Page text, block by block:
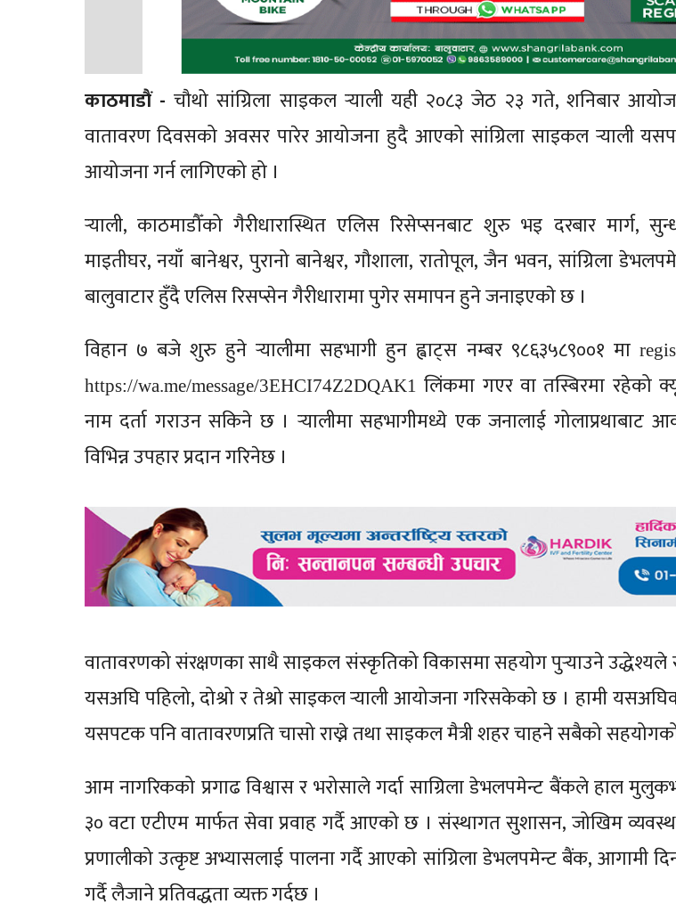
काठमाडाैं - चौथो सांग्रिला साइकल र्‍याली यही २०८३ जेठ २३ गते, शनिबार
वातावरण दिवसको अवसर पारेर आयोजना हुदै आएको सांग्रिला साइकल र्‍याली
आयोजना गर्न लागिएको हो ।
र्‍याली, काठमाडौँको गैरीधारास्थित एलिस रिसेप्सनबाट शुरु भइ दरबार मार्ग,
माइतीघर, नयाँ बानेश्वर, पुरानो बानेश्वर, गौशाला, रातोपूल, जैन भवन, सांग्रिला
बालुवाटार हुँदै एलिस रिसप्सेन गैरीधारामा पुगेर समापन हुने जनाइएकाे छ ।
विहान ७ बजे शुरु हुने र्‍यालीमा सहभागी हुन ह्वाट्स नम्बर ९८६३५८९००१ मा
https://wa.me/message/3EHCI74Z2DQAK1 लिंकमा गएर वा तस्बिरमा रहेको
नाम दर्ता गराउन सकिने छ । र्‍यालीमा सहभागीमध्ये एक जनालाई
विभिन्न उपहार प्रदान गरिनेछ ।
वातावरणको संरक्षणका साथै साइकल संस्कृतिको विकासमा सहयोग पुर्‍याउने
यसअघि पहिलो, दोश्रो र तेश्रो साइकल र्‍याली आयोजना गरिसकेको छ । हामी
यसपटक पनि वातावरणप्रति चासो राख्ने तथा साइकल मैत्री शहर चाहने सबैको सहयोगको
आम नागरिकको प्रगाढ विश्वास र भरोसाले गर्दा साग्रिला डेभलपमेन्ट बैंकले हाल
३० वटा एटीएम मार्फत सेवा प्रवाह गर्दै आएको छ । संस्थागत सुशासन, जोखिम
प्रणालीको उत्कृष्ट अभ्यासलाई पालना गर्दै आएको सांग्रिला डेभलपमेन्ट बैंक, आगामी
गर्दै लैजाने प्रतिवद्धता व्यक्त गर्दछ ।